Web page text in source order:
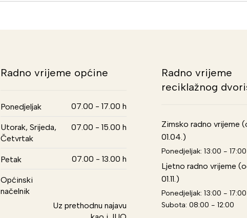
Radno vrijeme općine
Ponedjeljak 07.00 - 17.00 h
Utorak, Srijeda,
Četvrtak
07.00 - 15.00 h
Petak 07.00 - 13.00 h
Općinski
načelnik
Uz prethodnu najavu
Radno vrijeme
reciklažnog
Zimsko radno vrijeme
01.04.)
Ponedjeljak: 13:00 - 17:00
Ljetno radno vrijeme
01.11.)
Ponedjeljak: 13:00 - 17:00
Subota: 08:00 - 12:00